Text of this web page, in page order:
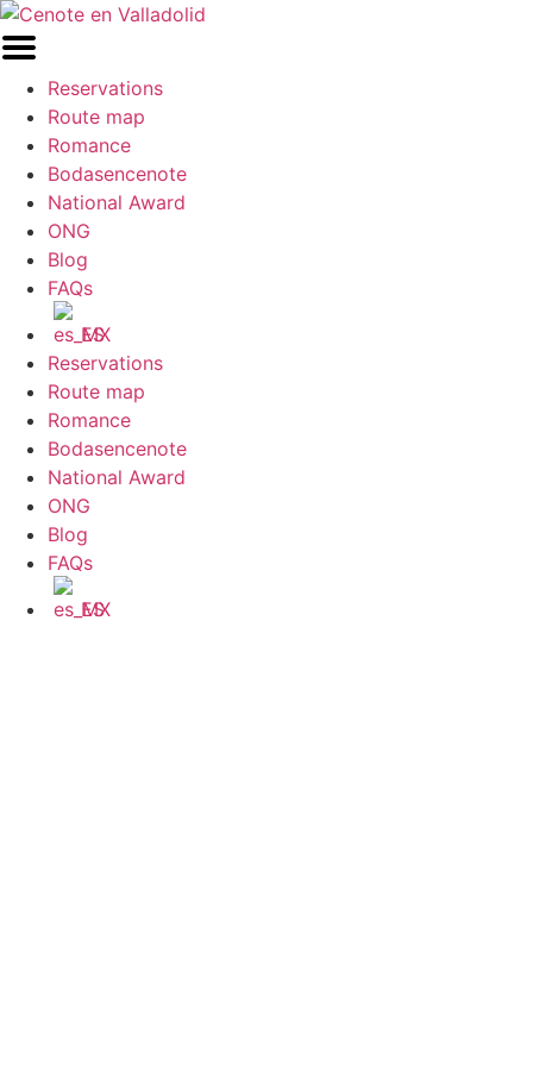
Ir
al
Reservations
Route map
Romance
Bodasencenote
National Award
ONG
Blog
FAQs
ES
Reservations
Route map
Romance
Bodasencenote
National Award
ONG
Blog
FAQs
ES